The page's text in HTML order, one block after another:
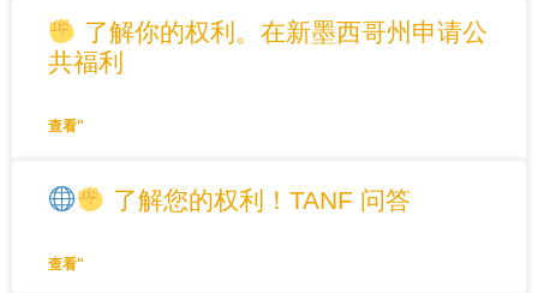
了解你的权利。在新墨西哥州申请公
共福利
查看"
了解您的权利！TANF 问答
查看"